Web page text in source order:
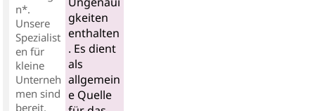
n*.
Unsere
Spezialist
en für
kleine
Unterneh
men sind
bereit,
gkeiten
enthalten
. Es dient
als
allgemein
e Quelle